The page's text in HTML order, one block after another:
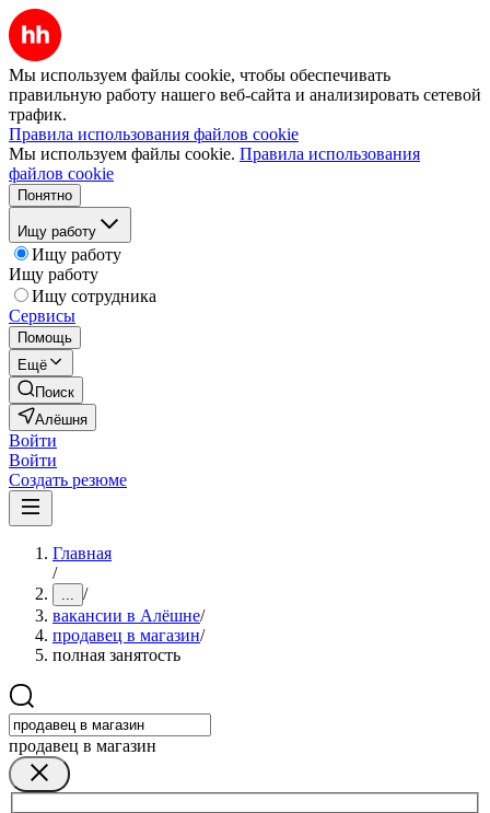
Мы используем файлы cookie, чтобы обеспечивать
правильную работу нашего веб-сайта и анализировать сетевой
трафик.
Правила использования файлов cookie
Мы используем файлы cookie. Правила использования
файлов cookie
Понятно
Ищу работу
Ищу работу
Ищу работу
Ищу сотрудника
Сервисы
Помощь
Ещё
Поиск
Алёшня
Войти
Войти
Создать резюме
Главная
/
... /
вакансии в Алёшне/
продавец в магазин/
полная занятость
продавец в магазин